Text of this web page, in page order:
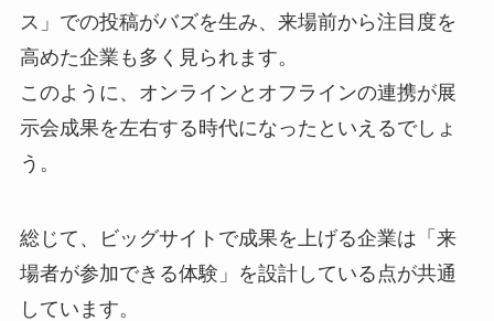
ス」での投稿がバズを生み、来場前から注目度を
高めた企業も多く見られます。
このように、オンラインとオフラインの連携が展
示会成果を左右する時代になったといえるでしょ
う。
総じて、ビッグサイトで成果を上げる企業は「来
場者が参加できる体験」を設計している点が共通
しています。